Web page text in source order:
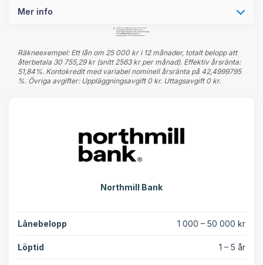
Mer info
Räkneexempel: Ett lån om 25 000 kr i 12 månader, totalt belopp att
återbetala 30 755,29 kr (snitt 2563 kr per månad). Effektiv årsränta:
51,84%. Kontokredit med variabel nominell årsränta på 42,4999795
%. Övriga avgifter: Uppläggningsavgift 0 kr. Uttagsavgift 0 kr.
Northmill Bank
Lånebelopp 1 000 – 50 000 kr
Löptid 1 – 5 år